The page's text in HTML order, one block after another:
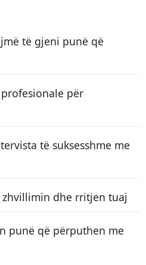
të gjeni punë që
për
të suksesshme me
dhe rritjen tuaj
punë që përputhen me